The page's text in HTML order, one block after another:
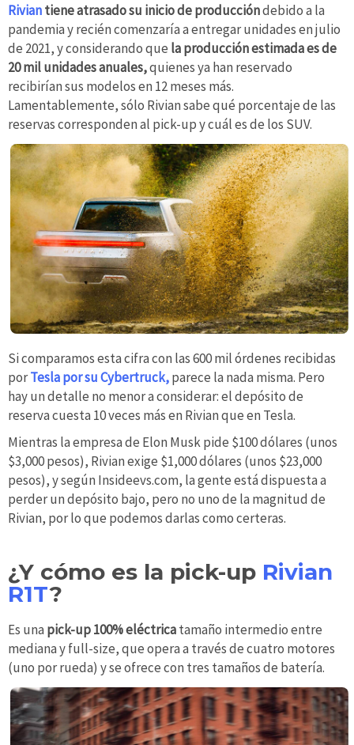
Riviantiene atrasado su inicio de produccióndebido a la
pandemia y recién comenzaría a entregar unidades en julio
de 2021, y considerando que la producción estimada es de
20 mil unidades anuales,quienes ya han reservado
recibirían sus modelos en 12 meses más.
Lamentablemente, sólo Rivian sabe qué porcentaje de las
reservas corresponden al pick-up y cuál es de los SUV.
Si comparamos esta cifra con las 600 mil órdenes recibidas
porTesla por su Cybertruck,parece la nada misma. Pero
hay un detalle no menor a considerar: el depósito de
reserva cuesta 10 veces más en Rivian que en Tesla.
Mientras la empresa de Elon Musk pide $100 dólares (unos
$3,000 pesos), Rivian exige $1,000 dólares (unos $23,000
pesos), y según Insideevs.com, la gente está dispuesta a
perder un depósito bajo, pero no uno de la magnitud de
Rivian, por lo que podemos darlas como certeras.
¿Y cómo es la pick-up Rivian
R1T?
Es una pick-up 100% eléctricatamaño intermedio entre
mediana y full-size, que opera a través de cuatro motores
(uno por rueda) y se ofrece con tres tamaños de batería.